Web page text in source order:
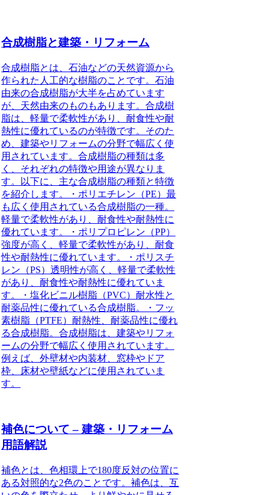
合成樹脂と建築・リフォーム
合成樹脂とは、石油などの天然資源から
作られた人工的な樹脂のことです。石油
由来の合成樹脂が大半を占めています
が、天然由来のものもあります。合成樹
脂は、軽量で柔軟性があり、耐食性や耐
熱性に優れているのが特徴です。そのた
め、建築やリフォームの分野で幅広く使
用されています。合成樹脂の種類は多
く、それぞれの特徴や用途が異なりま
す。以下に、主な合成樹脂の種類と特徴
を紹介します。・ポリエチレン（PE）最
も広く使用されている合成樹脂の一種。
軽量で柔軟性があり、耐食性や耐熱性に
優れています。・ポリプロピレン（PP）
強度が高く、軽量で柔軟性があり、耐食
性や耐熱性に優れています。・ポリスチ
レン（PS）透明性が高く、軽量で柔軟性
があり、耐食性や耐熱性に優れていま
す。・塩化ビニル樹脂（PVC）耐水性と
耐薬品性に優れている合成樹脂。・フッ
素樹脂（PTFE）耐熱性、耐薬品性に優れ
る合成樹脂。合成樹脂は、建築やリフォ
ームの分野で幅広く使用されています。
例えば、外壁材や内装材、窓枠やドア
枠、床材や壁紙などに使用されていま
す。
補色について – 建築・リフォーム
用語解説
補色とは、色相環上で180度反対の位置に
ある対照的な2色のことです。補色は、互